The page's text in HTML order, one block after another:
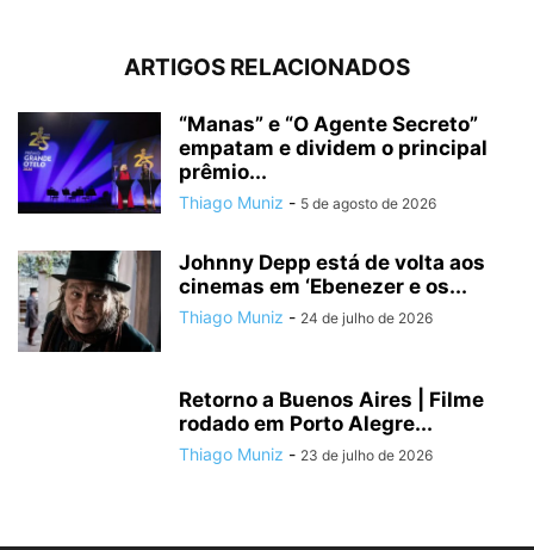
ARTIGOS RELACIONADOS
“Manas” e “O Agente Secreto”
empatam e dividem o principal
prêmio...
Thiago Muniz - 5 de agosto de 2026
Johnny Depp está de volta aos
cinemas em ‘Ebenezer e os...
Thiago Muniz - 24 de julho de 2026
Retorno a Buenos Aires | Filme
rodado em Porto Alegre...
Thiago Muniz - 23 de julho de 2026